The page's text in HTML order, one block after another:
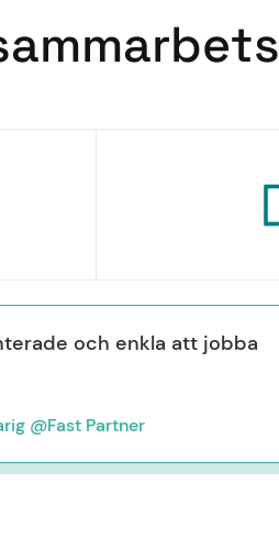
ammarbets
och enkla att jobba
@Fast Partner